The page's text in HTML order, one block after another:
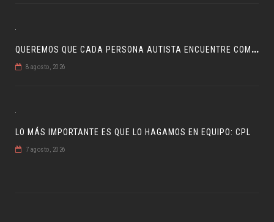
Q
UEREMOS QUE CADA PERSONA AUTISTA ENCUENTRE COMPRENSIÓN: JDM
8 agosto, 2026
LO MÁS IMPORTANTE ES QUE LO HAGAMOS EN EQUIPO: CPL
7 agosto, 2026